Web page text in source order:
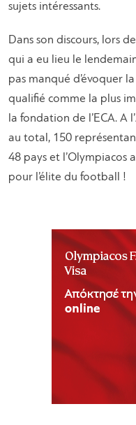
sujets intéressants.
Dans son discours, lors
qui a eu lieu le
pas manqué d’évoquer
qualifié comme la plus
la fondation de l’ECA. A
au total, 150
48 pays et l’Olympiacos
pour l’élite du football !